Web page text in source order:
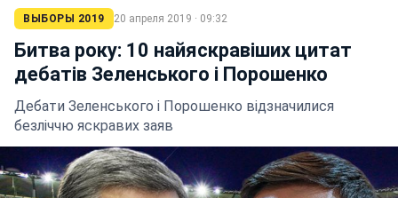
ВЫБОРЫ 2019 20 апреля 2019 · 09:32
Битва року: 10 найяскравіших цитат
дебатів Зеленського і Порошенко
Дебати Зеленського і Порошенко відзначилися
безліччю яскравих заяв